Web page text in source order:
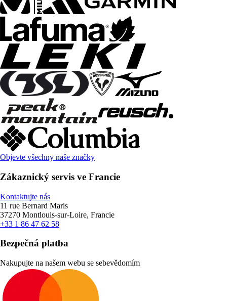
Objevte všechny naše značky
Zákaznický servis ve Francie
Kontaktujte nás
11 rue Bernard Maris
37270 Montlouis-sur-Loire, Francie
+33 1 86 47 62 58
Bezpečná platba
Nakupujte na našem webu se sebevědomím